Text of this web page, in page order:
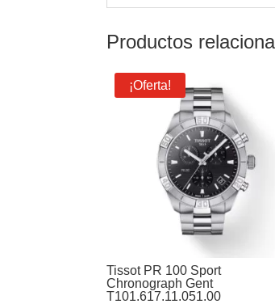
Productos
¡Oferta!
Tissot PR 100 Sport
Chronograph Gent
T101.617.11.051.00